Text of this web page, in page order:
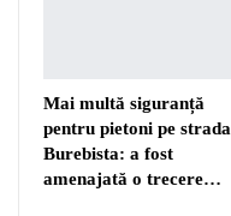
Mai multă siguranță
pentru pietoni pe strada
Burebista: a fost
amenajată o trecere…